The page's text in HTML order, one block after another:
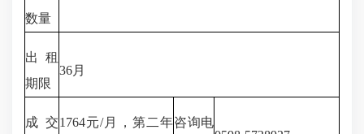
数量
出租
期限
36月
成交1764元/月，第二年咨询电